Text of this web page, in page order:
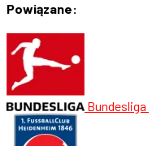
Powiązane:
Bundesliga